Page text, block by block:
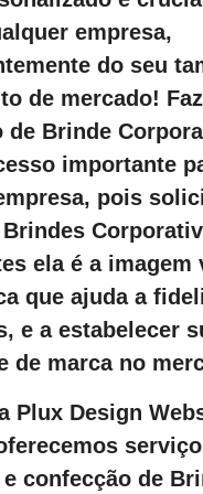
empresa,
do seu
de mercado!
de Brinde
importante
pois
ela é a imagem
que ajuda a
e a estabelecer
de marca no
Plux Design
confecção de